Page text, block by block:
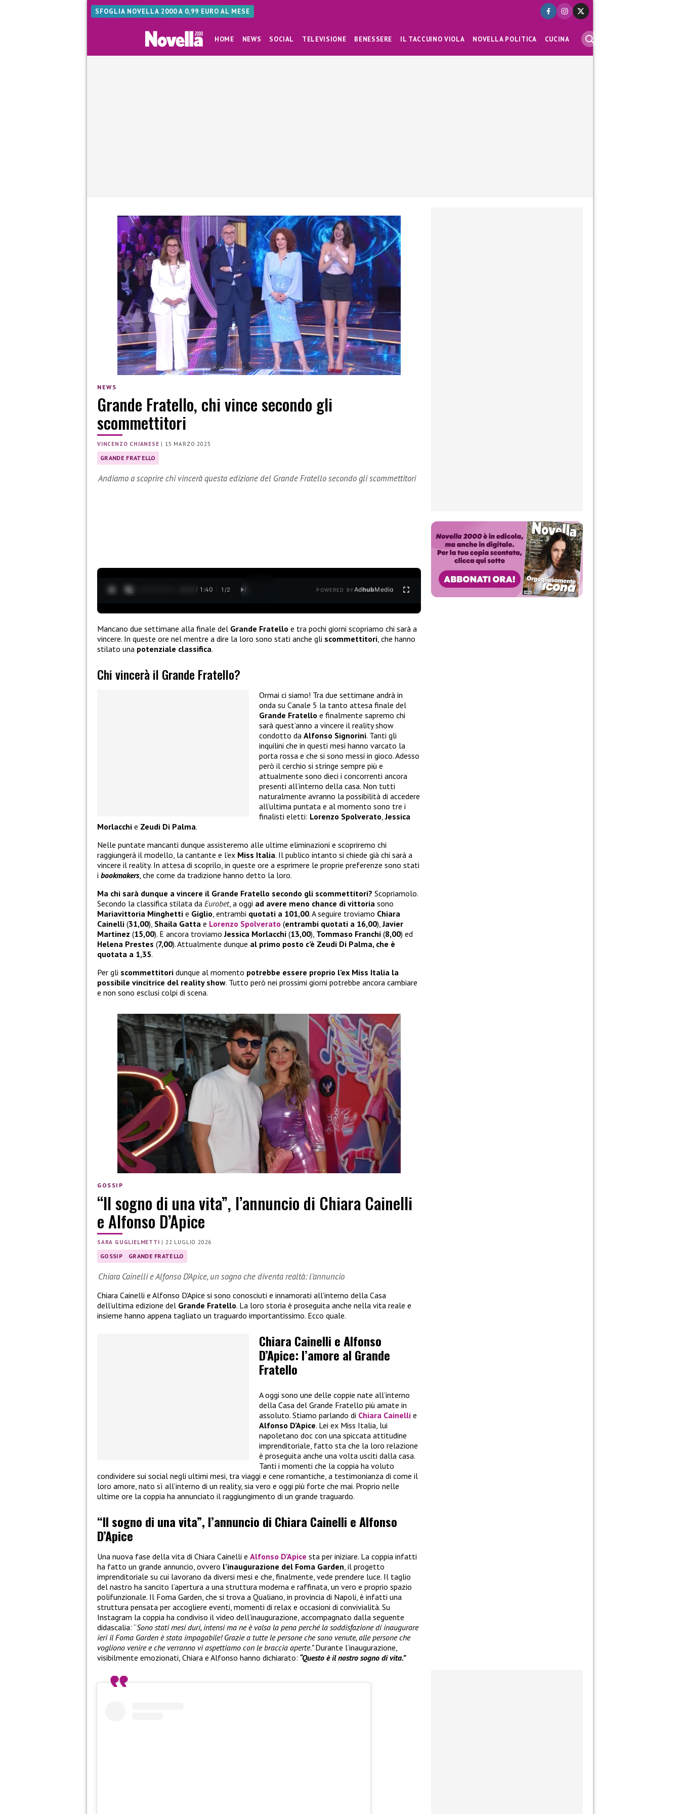
SFOGLIA NOVELLA 2000 A 0,99 EURO AL MESE
HOME NEWS SOCIAL TELEVISIONE BENESSERE IL TACCUINO VIOLA NOVELLA POLITICA CUCINA
NEWS
Grande Fratello, chi vince secondo gli
scommettitori
VINCENZO CHIANESE | 15 MARZO 2025
GRANDE FRATELLO
Andiamo a scoprire chi vincerà questa edizione del Grande Fratello secondo gli scommettitori
0:13 / 1:40 1 /2 POWERED BYAdhubMedia
Mancano due settimane alla finale del Grande Fratello e tra pochi giorni scopriamo chi sarà a
vincere. In queste ore nel mentre a dire la loro sono stati anche gli scommettitori , che hanno
stilato una potenziale classifica.
Chi vincerà il Grande Fratello?
Ormai ci siamo! Tra due settimane andrà in
onda su Canale 5 la tanto attesa finale del
Grande Fratello e finalmente sapremo chi
sarà quest’anno a vincere il reality show
condotto da Alfonso Signorini. Tanti gli
inquilini che in questi mesi hanno varcato la
porta rossa e che si sono messi in gioco. Adesso
però il cerchio si stringe sempre più e
attualmente sono dieci i concorrenti ancora
presenti all’interno della casa. Non tutti
naturalmente avranno la possibilità di accedere
all’ultima puntata e al momento sono tre i
finalisti eletti: Lorenzo Spolverato,Jessica
Morlacchi e Zeudi Di Palma.
Nelle puntate mancanti dunque assisteremo alle ultime eliminazioni e scopriremo chi
raggiungerà il modello, la cantante e l’ex Miss Italia. Il publico intanto si chiede già chi sarà a
vincere il reality. In attesa di scoprilo, in queste ore a esprimere le proprie preferenze sono stati
i bookmakers, che come da tradizione hanno detto la loro.
Ma chi sarà dunque a vincere il Grande Fratello secondo gli scommettitori? Scopriamolo.
Secondo la classifica stilata da Eurobet, a oggi ad avere meno chance di vittoria sono
Mariavittoria Minghetti e Giglio, entrambi quotati a 101,00. A seguire troviamo Chiara
Cainelli (31,00), Shaila Gatta e Lorenzo Spolverato (entrambi quotati a 16,00),Javier
Martinez (15,00). E ancora troviamoJessica Morlacchi (13,00), Tommaso Franchi (8,00) ed
Helena Prestes (7,00). Attualmente dunque al primo posto c’è Zeudi Di Palma, che è
quotata a 1,35.
Per gli scommettitori dunque al momento potrebbe essere proprio l’ex Miss Italia la
possibile vincitrice del reality show. Tutto però nei prossimi giorni potrebbe ancora cambiare
e non sono esclusi colpi di scena.
GOSSIP
“Il sogno di una vita”, l’annuncio di Chiara Cainelli
e Alfonso D’Apice
SARA GUGLIELMETTI |22 LUGLIO 2026
GOSSIP GRANDE FRATELLO
Chiara Cainelli e Alfonso D’Apice, un sogno che diventa realtà: l’annuncio
Chiara Cainelli e Alfonso D’Apice si sono conosciuti e innamorati all’interno della Casa
dell’ultima edizione del Grande Fratello. La loro storia è proseguita anche nella vita reale e
insieme hanno appena tagliato un traguardo importantissimo. Ecco quale.
Chiara Cainelli e Alfonso
D’Apice: l’amore al Grande
Fratello
A oggi sono une delle coppie nate all’interno
della Casa del Grande Fratello più amate in
assoluto. Stiamo parlando di Chiara Cainelli e
Alfonso D’Apice. Lei ex Miss Italia, lui
napoletano doc con una spiccata attitudine
imprenditoriale, fatto sta che la loro relazione
è proseguita anche una volta usciti dalla casa.
Tanti i momenti che la coppia ha voluto
condividere sui social negli ultimi mesi, tra viaggi e cene romantiche, a testimonianza di come il
loro amore, nato sì all’interno di un reality, sia vero e oggi più forte che mai. Proprio nelle
ultime ore la coppia ha annunciato il raggiungimento di un grande traguardo.
“Il sogno di una vita”, l’annuncio di Chiara Cainelli e Alfonso
D’Apice
Una nuova fase della vita di Chiara Cainelli e Alfonso D’Apice sta per iniziare. La coppia infatti
ha fatto un grande annuncio, ovvero l’inaugurazione del Foma Garden, il progetto
imprenditoriale su cui lavorano da diversi mesi e che, finalmente, vede prendere luce. Il taglio
del nastro ha sancito l’apertura a una struttura moderna e raffinata, un vero e proprio spazio
polifunzionale. Il Foma Garden, che si trova a Qualiano, in provincia di Napoli, è infatti una
struttura pensata per accogliere eventi, momenti di relax e occasioni di convivialità. Su
Instagram la coppia ha condiviso il video dell’inaugurazione, accompagnato dalla seguente
didascalia: “Sono stati mesi duri, intensi ma ne è valsa la pena perché la soddisfazione di inaugurare
ieri il Foma Garden è stata impagabile! Grazie a tutte le persone che sono venute, alle persone che
vogliono venire e che verranno vi aspettiamo con le braccia aperte.”Durante l’inaugurazione,
visibilmente emozionati, Chiara e Alfonso hanno dichiarato: “Questo è il nostro sogno di vita.”